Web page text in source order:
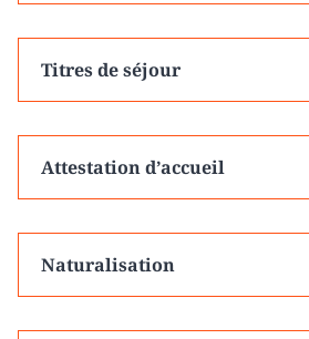
Titres de séjour
Attestation d’accueil
Naturalisation